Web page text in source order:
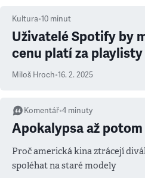
Kultura•10 minut
Uživatelé Spotify by
cenu platí za
Miloš Hroch•16. 2. 2025
Komentář•4 minuty
Apokalypsa až potom
Proč americká kina ztrácejí
spoléhat na staré modely